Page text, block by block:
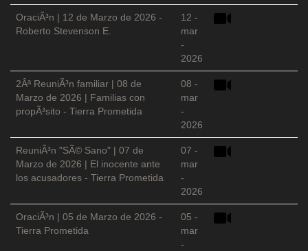
OraciÃ³n | 12 de Marzo de 2026 -
Roberto Stevenson E.
12 -
mar
-
2026
2Âª ReuniÃ³n familiar | 08 de
Marzo de 2026 | Familias con
propÃ³sito - Tierra Prometida
08 -
mar
-
2026
ReuniÃ³n "SÃ© Sano" | 07 de
Marzo de 2026 | El inocente ante
los acusadores - Tierra Prometida
07 -
mar
-
2026
OraciÃ³n | 05 de Marzo de 2026 -
Tierra Prometida
05 -
mar
-